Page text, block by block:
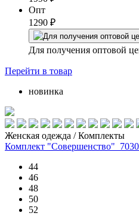
Опт
1290 ₽
Для получения оптовой
Перейти в товар
новинка
Женская одежда / Комплекты
Комплект
44
46
48
50
52